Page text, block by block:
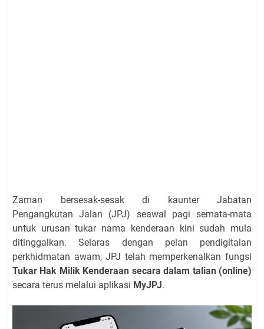
Zaman bersesak-sesak di kaunter Jabatan
Pengangkutan Jalan (JPJ) seawal pagi semata-mata
untuk urusan tukar nama kenderaan kini sudah mula
ditinggalkan. Selaras dengan pelan pendigitalan
perkhidmatan awam, JPJ telah memperkenalkan fungsi
Tukar Hak Milik Kenderaan secara dalam talian (online)
secara terus melalui aplikasi MyJPJ.